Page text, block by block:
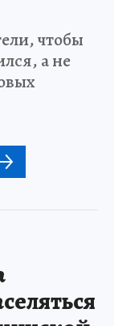
чтобы
а не